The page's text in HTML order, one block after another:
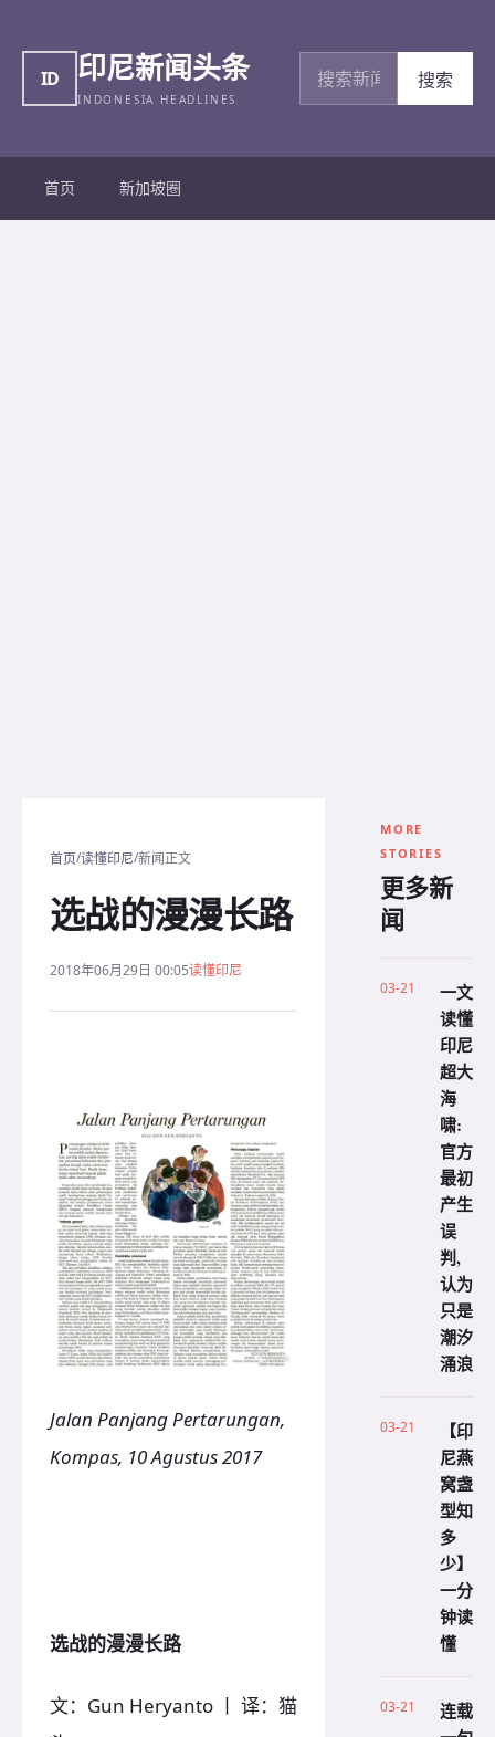
ID 印尼新闻头条
INDONESIA HEADLINES
搜索新闻
搜索
首页 新加坡圈
首页/读懂印尼/新闻正文
选战的漫漫长路
2018年06月29日 00:05读懂印尼
Jalan Panjang Pertarungan,
Kompas, 10 Agustus 2017
选战的漫漫长路
文：Gun Heryanto 丨 译：猫
MORE
STORIES
更多新
闻
03-21
一文
读懂
印尼
超大
海
啸:
官方
最初
产生
误
判,
认为
只是
潮汐
涌浪
03-21
【印
尼燕
窝盏
型知
多
少】
一分
钟读
懂
03-21
连载